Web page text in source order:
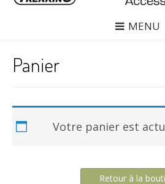
MENU
Panier
Votre panier est
Retour à la